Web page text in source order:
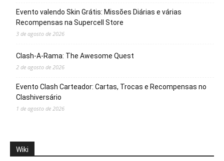
Evento valendo Skin Grátis: Missões Diárias e várias
Recompensas na Supercell Store
3 de agosto de 2026
Clash-A-Rama: The Awesome Quest
2 de agosto de 2026
Evento Clash Carteador: Cartas, Trocas e Recompensas no
Clashiversário
1 de agosto de 2026
Wiki